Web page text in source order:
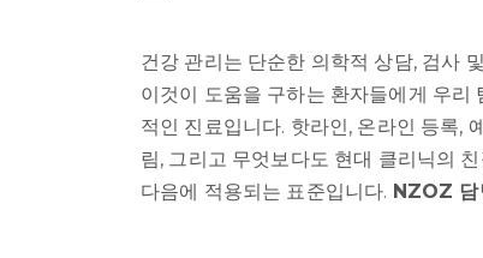
건강 관리는 단순한 의학적 상담, 검사
이것이 도움을 구하는 환자들에게 우리
적인 진료입니다. 핫라인, 온라인 등록,
림, 그리고 무엇보다도 현대 클리닉의
다음에 적용되는 표준입니다. NZOZ 담